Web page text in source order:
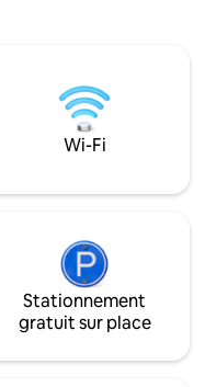
sin
apartments it hots
apartment is on
guests can take
walk down 10
Wi-Fi
Stationnement
gratuit sur place